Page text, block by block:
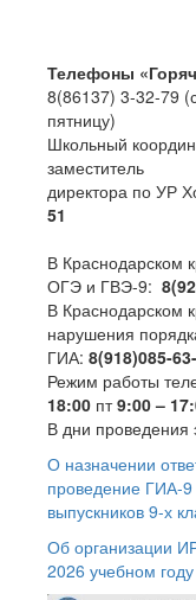
Телефоны
8(86137) 3-32-79
пятницу)
Школьный
заместитель
директора по УР
51
В Краснодарском
ОГЭ и ГВЭ-9:
В Краснодарском
нарушения
ГИА: 8(918)085-
Режим работы
18:00 пт9:00 –
В дни проведения
О назначении
проведение ГИА-
выпускников 9-х
Об организации
2026 учебном году